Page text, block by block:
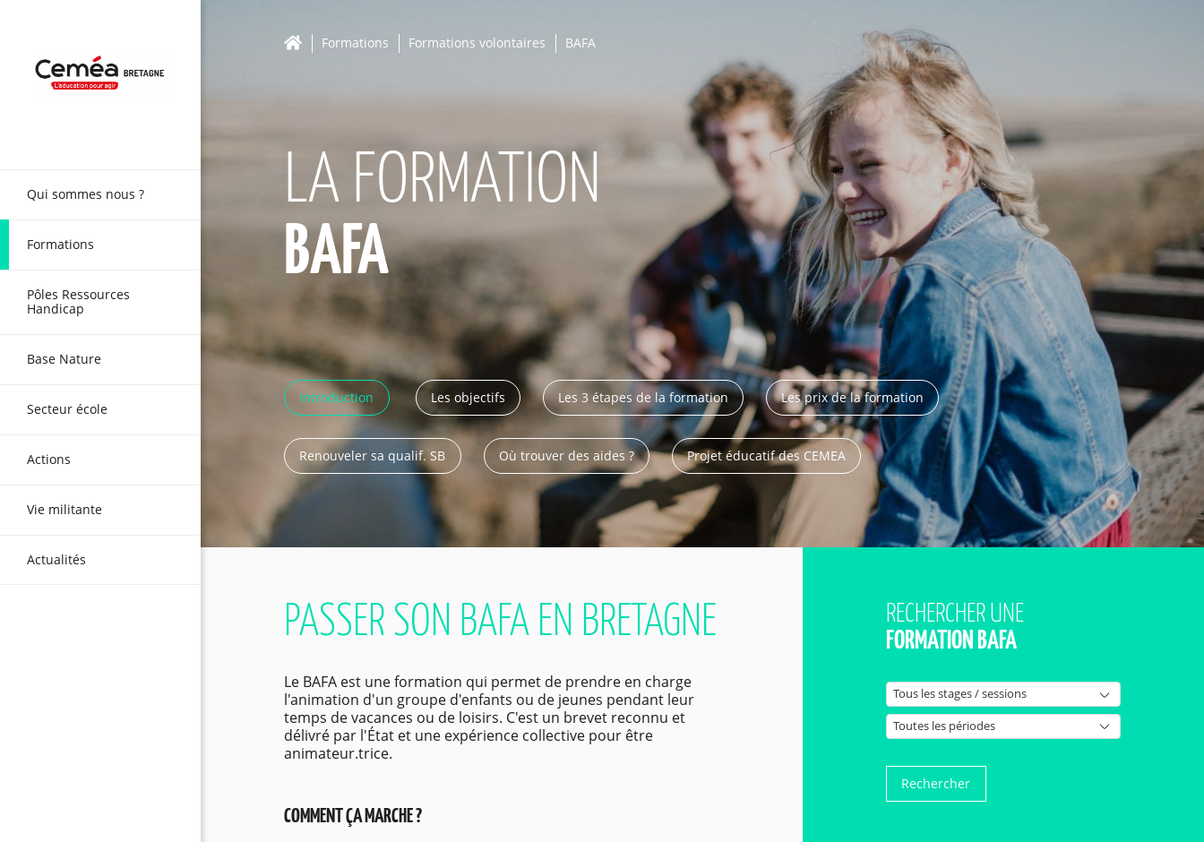
Formations Formations volontaires BAFA
LA FORMATION
BAFA
Introduction Les objectifs Les 3 étapes de la formation Les prix de la formation
Renouveler sa qualif. SB Où trouver des aides ? Projet éducatif des CEMEA
PASSER SON BAFA EN BRETAGNE
Le BAFA est une formation qui permet de prendre en charge
l'animation d'un groupe d'enfants ou de jeunes pendant leur
temps de vacances ou de loisirs. C'est un brevet reconnu et
délivré par l'État et une expérience collective pour être
animateur.trice.
COMMENT ÇA MARCHE ?
RECHERCHER UNE
FORMATION BAFA
Rechercher
Qui sommes nous ?
Formations
Pôles Ressources
Handicap
Base Nature
Secteur école
Actions
Vie militante
Actualités